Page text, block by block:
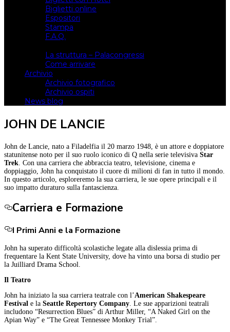
Biglietti online
Espositori
Stampa
F.A.Q.
La struttura – Palacongressi
Come arrivare
Archivio
Archivio fotografico
Archivio ospiti
News blog
JOHN DE LANCIE
John de Lancie, nato a Filadelfia il 20 marzo 1948, è un attore e doppiatore
statunitense noto per il suo ruolo iconico di Q nella serie televisiva Star
Trek . Con una carriera che abbraccia teatro, televisione, cinema e
doppiaggio, John ha conquistato il cuore di milioni di fan in tutto il mondo.
In questo articolo, esploreremo la sua carriera, le sue opere principali e il
suo impatto duraturo sulla fantascienza.
Carriera e Formazione
I Primi Anni e la Formazione
John ha superato difficoltà scolastiche legate alla dislessia prima di
frequentare la Kent State University, dove ha vinto una borsa di studio per
la Juilliard Drama School.
Il Teatro
John ha iniziato la sua carriera teatrale con l’American Shakespeare
Festival e la Seattle Repertory Company. Le sue apparizioni teatrali
includono “Resurrection Blues” di Arthur Miller, “A Naked Girl on the
Apian Way” e “The Great Tennessee Monkey Trial”.